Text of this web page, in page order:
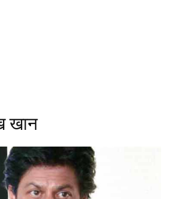
खान